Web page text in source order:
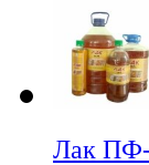
Лак